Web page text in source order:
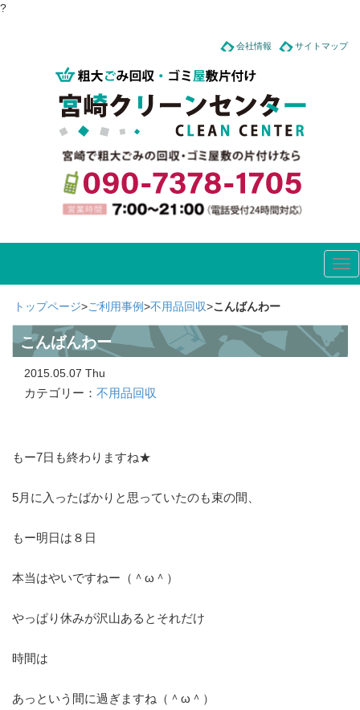
?
会社情報 サイトマップ
トップページ>ご利用事例>不用品回収>こんばんわー
こんばんわー
2015.05.07 Thu
カテゴリー： 不用品回収
もー7日も終わりますね★
5月に入ったばかりと思っていたのも束の間、
もー明日は８日
本当はやいですねー（＾ω＾）
やっぱり休みが沢山あるとそれだけ
時間は
あっという間に過ぎますね（＾ω＾）